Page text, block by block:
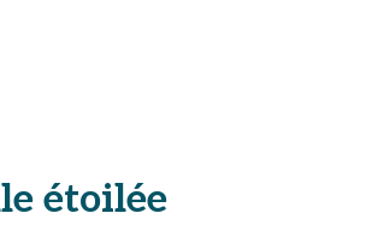
étoilée